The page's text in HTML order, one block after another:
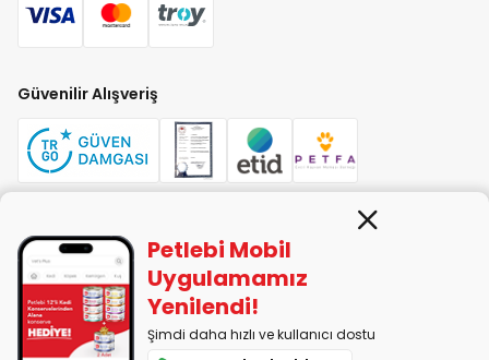
Güvenilir Alışveriş
PETLEBİ EVCİL HAYVAN ÜRÜNLERİ PAZ. SAN. TİC. LTD. ŞTİ. Alaşarköy Mah.
1. Alaşar Cad. No: 9 Osmangazi/Bursa
7290599225 vergi numarasıyla Uludağ Vergi Dairesi'ne bağlıdır.
2014-2026 © petlebi.com v11.88.0
Petlebi Mobil
Uygulamamız
Yenilendi!
Şimdi daha hızlı ve kullanıcı dostu